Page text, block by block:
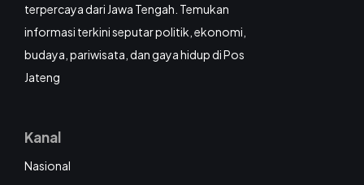
terpercaya dari Jawa Tengah. Temukan
informasi terkini seputar politik, ekonomi,
budaya, pariwisata, dan gaya hidup di Pos
Jateng
Kanal
Nasional